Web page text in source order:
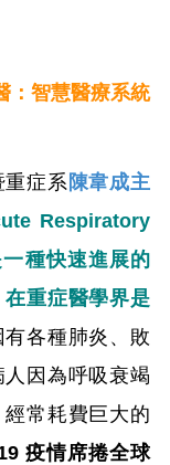
：智慧醫療系統
症系 陳韋成主
Respiratory
種快速進展的
重症醫學界是
有各種肺炎、敗
因為呼吸衰竭
常耗費巨大的
疫情席捲全球